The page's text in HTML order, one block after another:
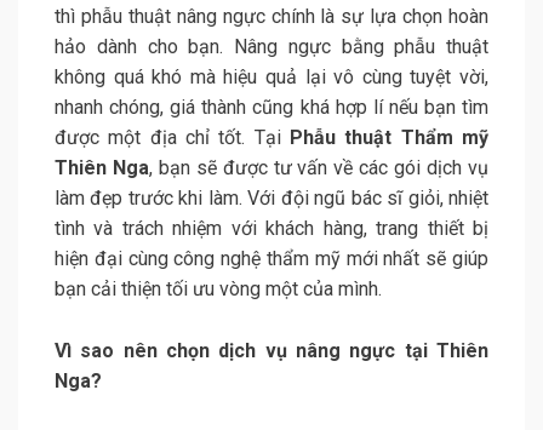
thì phẫu thuật nâng ngực chính là sự lựa chọn hoàn
hảo dành cho bạn. Nâng ngực bằng phẫu thuật
không quá khó mà hiệu quả lại vô cùng tuyệt vời,
nhanh chóng, giá thành cũng khá hợp lí nếu bạn tìm
được một địa chỉ tốt. Tại Phẫu thuật Thẩm mỹ
Thiên Nga, bạn sẽ được tư vấn về các gói dịch vụ
làm đẹp trước khi làm. Với đội ngũ bác sĩ giỏi, nhiệt
tình và trách nhiệm với khách hàng, trang thiết bị
hiện đại cùng công nghệ thẩm mỹ mới nhất sẽ giúp
bạn cải thiện tối ưu vòng một của mình.
Vì sao nên chọn dịch vụ nâng ngực tại Thiên
Nga?